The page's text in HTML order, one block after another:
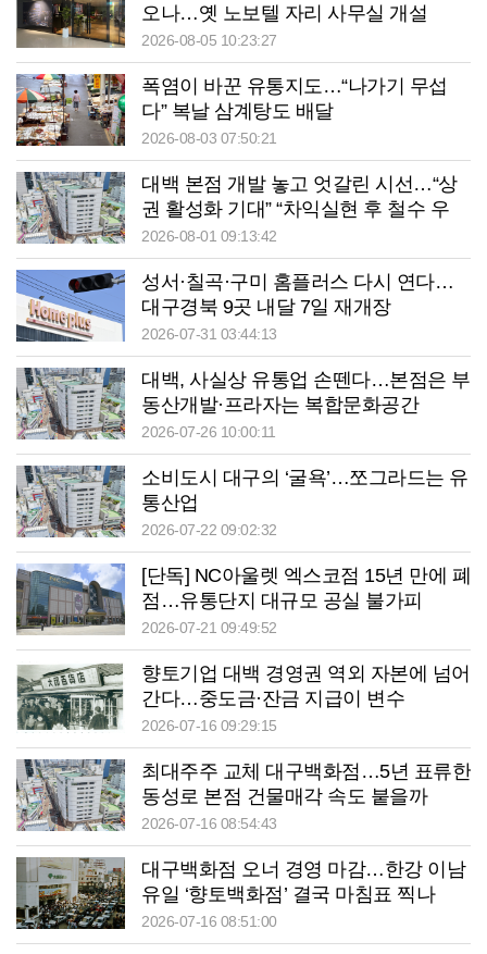
오나…옛 노보텔 자리 사무실 개설
2026-08-05 10:23:27
폭염이 바꾼 유통지도…“나가기 무섭
다” 복날 삼계탕도 배달
2026-08-03 07:50:21
대백 본점 개발 놓고 엇갈린 시선…“상
권 활성화 기대” “차익실현 후 철수 우
려”
2026-08-01 09:13:42
성서·칠곡·구미 홈플러스 다시 연다…
대구경북 9곳 내달 7일 재개장
2026-07-31 03:44:13
대백, 사실상 유통업 손뗀다…본점은 부
동산개발·프라자는 복합문화공간
2026-07-26 10:00:11
소비도시 대구의 ‘굴욕’…쪼그라드는 유
통산업
2026-07-22 09:02:32
[단독] NC아울렛 엑스코점 15년 만에 폐
점…유통단지 대규모 공실 불가피
2026-07-21 09:49:52
향토기업 대백 경영권 역외 자본에 넘어
간다…중도금·잔금 지급이 변수
2026-07-16 09:29:15
최대주주 교체 대구백화점…5년 표류한
동성로 본점 건물매각 속도 붙을까
2026-07-16 08:54:43
대구백화점 오너 경영 마감…한강 이남
유일 ‘향토백화점’ 결국 마침표 찍나
2026-07-16 08:51:00